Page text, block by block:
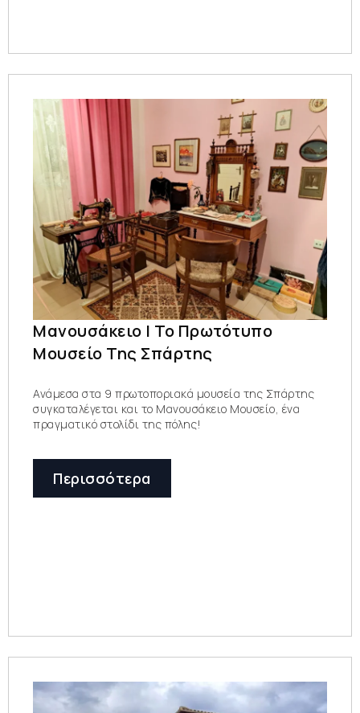
Μανουσάκειο | Το Πρωτότυπο
Μουσείο Της Σπάρτης
Ανάμεσα στα 9 πρωτοποριακά μουσεία της Σπάρτης
συγκαταλέγεται και το Μανουσάκειο Μουσείο, ένα
πραγματικό στολίδι της πόλης!
Περισσότερα